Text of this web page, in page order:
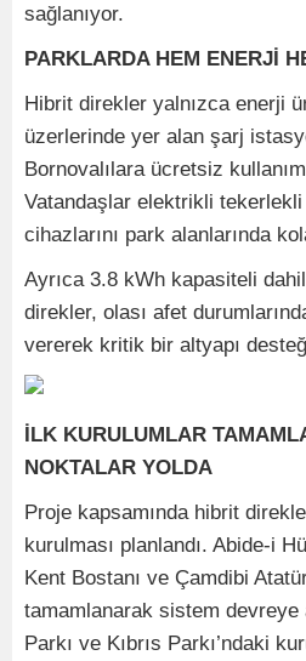
sağlanıyor.
PARKLARDA HEM ENERJİ
Hibrit direkler yalnızca enerji
üzerlerinde yer alan şarj
Bornovalılara ücretsiz
Vatandaşlar elektrikli
cihazlarını park alanlarında
Ayrıca 3.8 kWh kapasiteli
direkler, olası afet
vererek kritik bir altyapı
İLK KURULUMLAR
NOKTALAR YOLDA
Proje kapsamında hibrit
kurulması planlandı. Abide-i
Kent Bostanı ve Çamdibi
tamamlanarak sistem devreye
Parkı ve Kıbrıs Parkı’ndaki